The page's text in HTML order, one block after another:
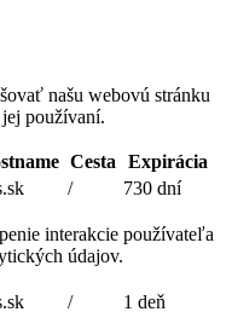
našu webovú stránku
používaní.
Cesta
Expirácia
/ 730 dní
interakcie používateľa
údajov.
/ 1 deň